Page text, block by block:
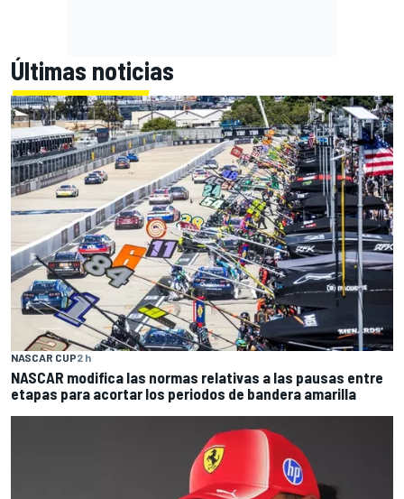
Últimas noticias
NASCAR CUP2 h
NASCAR modifica las normas relativas a las pausas entre
etapas para acortar los periodos de bandera amarilla